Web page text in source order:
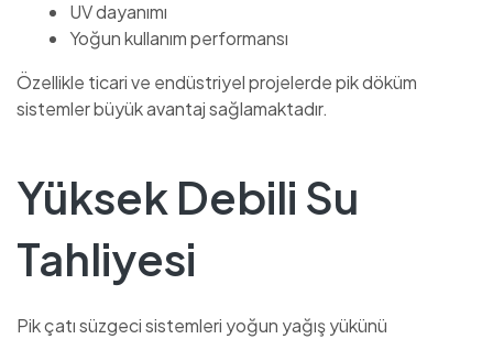
UV dayanımı
Yoğun kullanım performansı
Özellikle ticari ve endüstriyel projelerde pik döküm
sistemler büyük avantaj sağlamaktadır.
Yüksek Debili Su
Tahliyesi
Pik çatı süzgeci sistemleri yoğun yağış yükünü